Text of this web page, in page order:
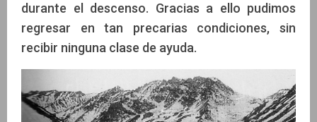
durante el descenso. Gracias a ello pudimos
regresar en tan precarias condiciones, sin
recibir ninguna clase de ayuda.